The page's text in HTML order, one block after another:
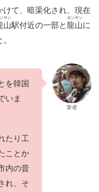
て、暗渠化され、現在
山
サン
駅付近の一部と龍山
ヨンサン
に
を韓国
いま
たり工
ことか
内の昔
れ、そ
筆者